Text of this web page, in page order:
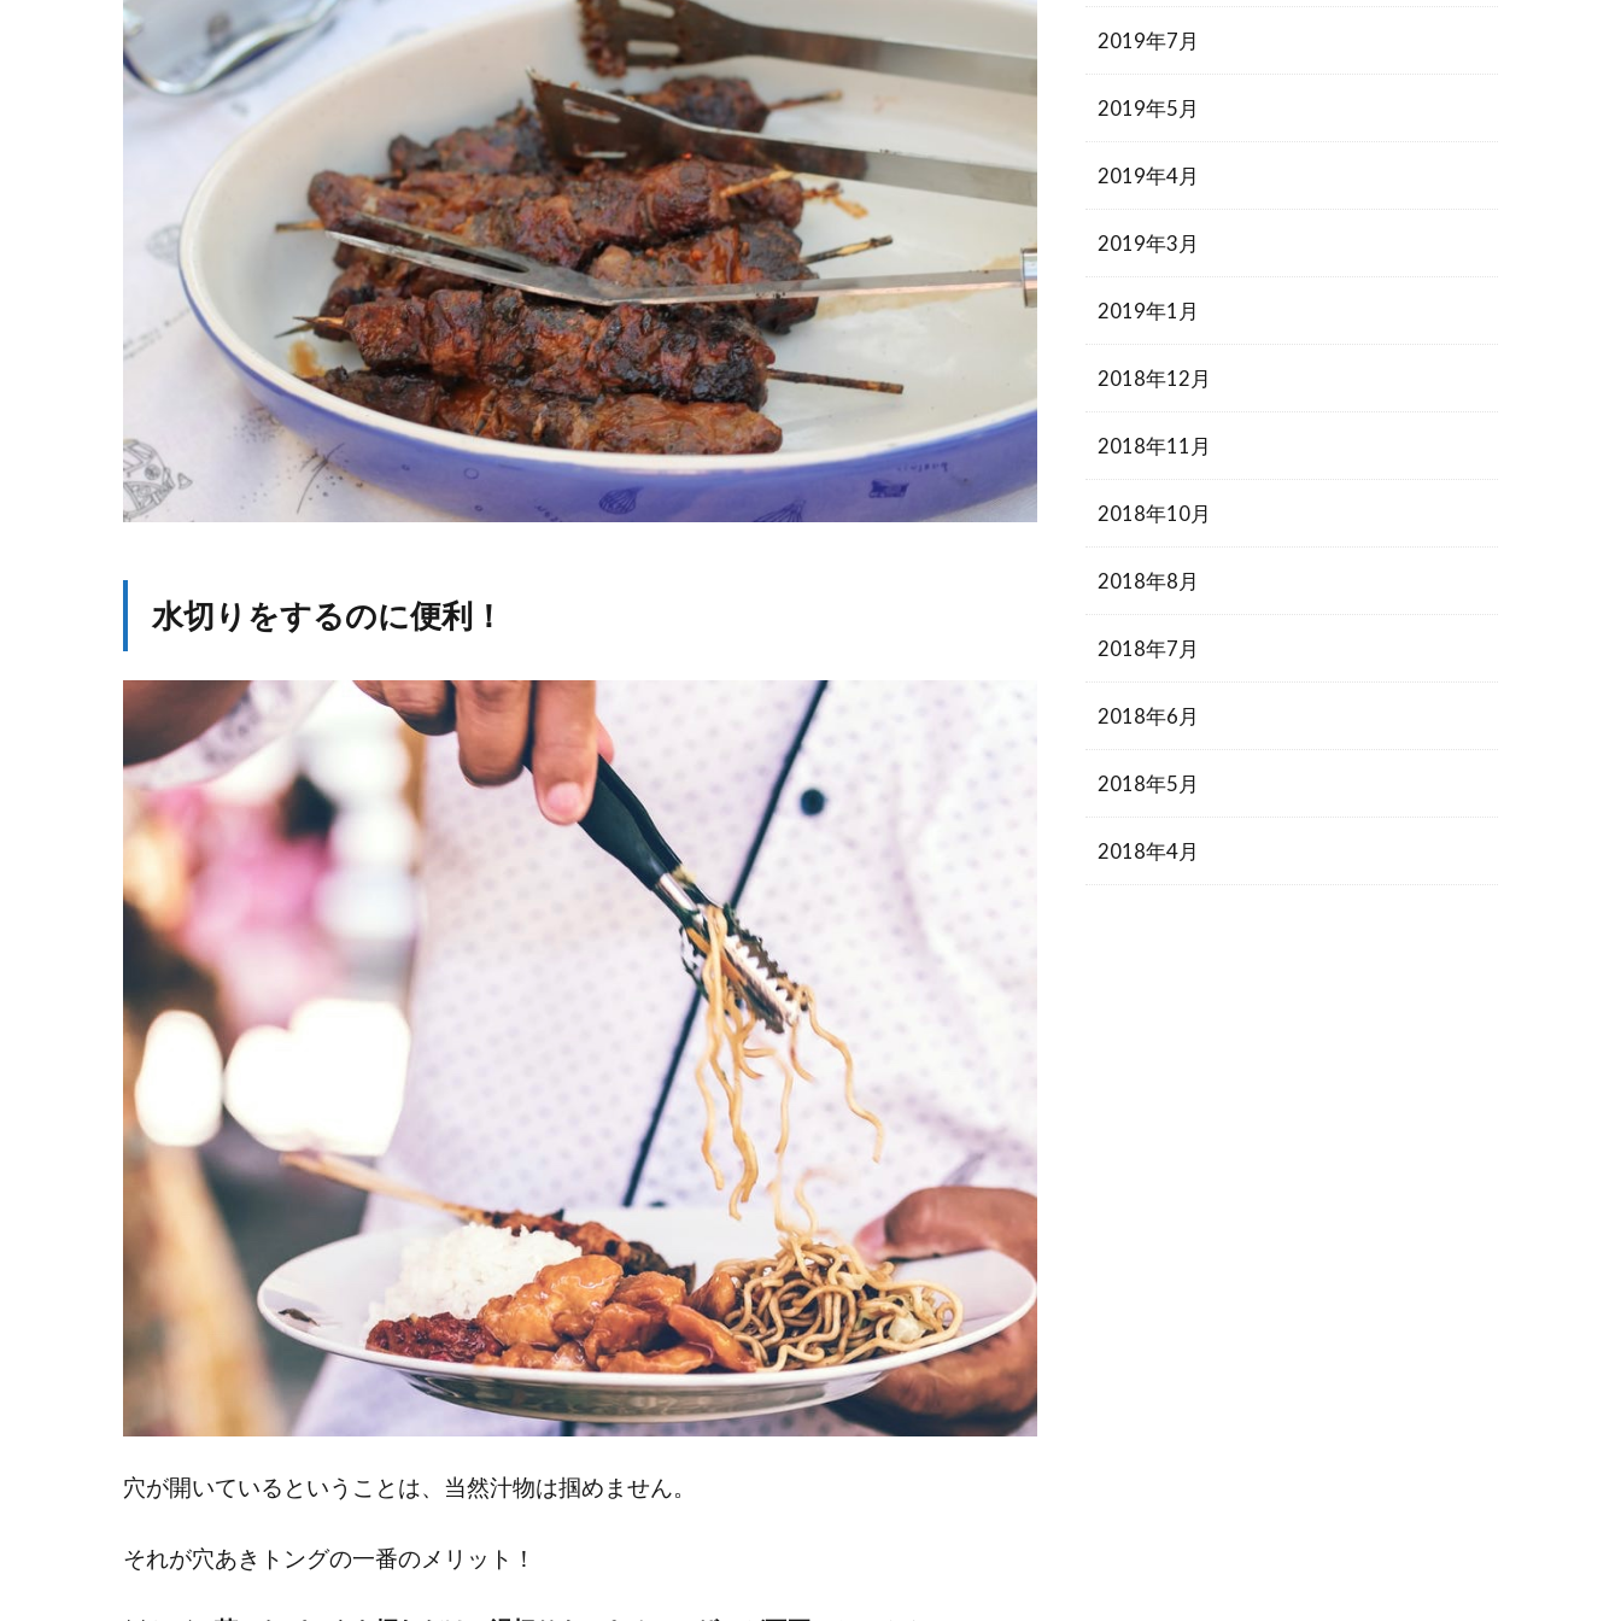
水切りをするのに便利！
穴が開いているということは、当然汁物は掴めません。
それが穴あきトングの一番のメリット！
2019年7月
2019年5月
2019年4月
2019年3月
2019年1月
2018年12月
2018年11月
2018年10月
2018年8月
2018年7月
2018年6月
2018年5月
2018年4月